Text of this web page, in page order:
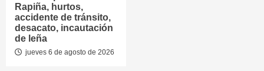
Rapiña, hurtos,
accidente de tránsito,
desacato, incautación
de leña
jueves 6 de agosto de 2026